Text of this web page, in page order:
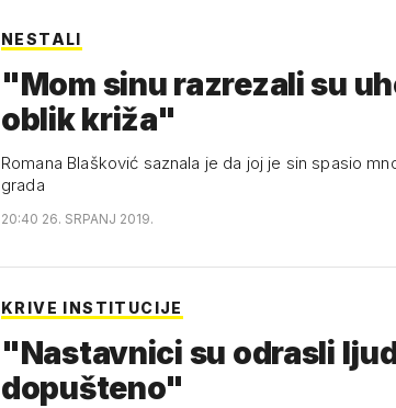
NESTALI
"Mom sinu razrezali su
oblik križa"
Romana Blašković saznala je da joj je sin spasio
grada
20:40 26. SRPANJ 2019.
KRIVE INSTITUCIJE
"Nastavnici su odrasli
dopušteno"